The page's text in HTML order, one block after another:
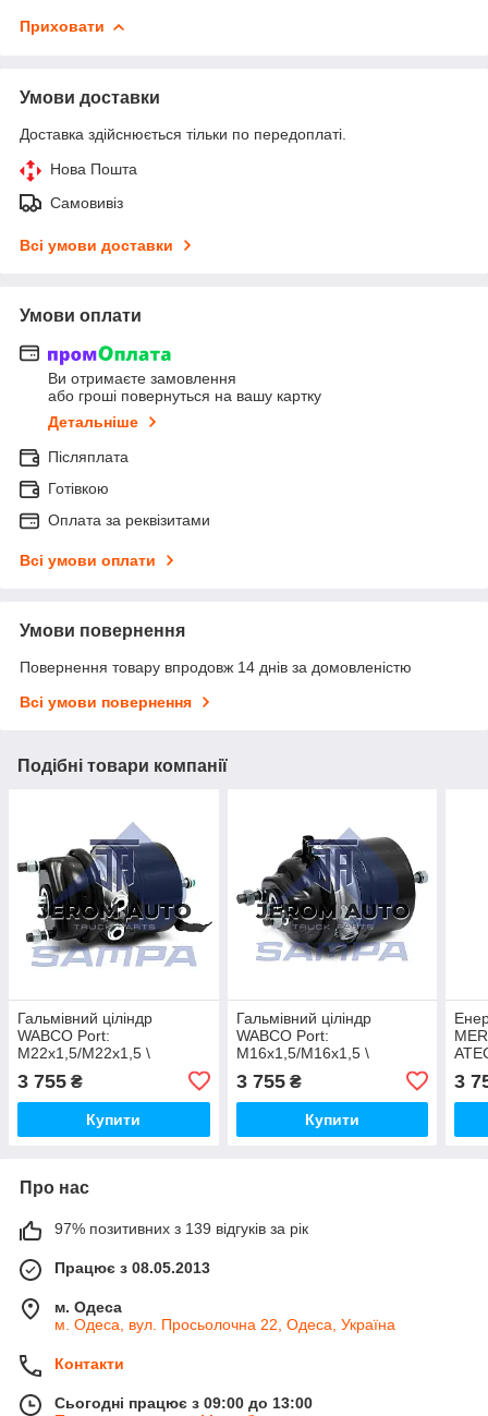
Приховати
Умови доставки
Доставка здійснюється тільки по передоплаті.
Нова Пошта
Самовивіз
Всі умови доставки
Умови оплати
Ви отримаєте замовлення
або гроші повернуться на вашу картку
Детальніше
Післяплата
Готівкою
Оплата за реквізитами
Всі умови оплати
Умови повернення
Повернення товару впродовж 14 днів за домовленістю
Всі умови повернення
Подібні товари компанії
Гальмiвний цiлiндр
WABCO Port:
M22x1,5/M22x1,5 \
9254880140 \ 094.053-01
3 755 ₴
Купити
Гальмiвний цiлiндр
WABCO Port:
M16x1,5/M16x1,5 \
9254645010 \ 094.039-01
3 755₴
Купити
3
Про нас
97% позитивних з 139 відгуків за рік
Працює з 08.05.2013
м. Одеса
м. Одеса, вул. Просьолочна 22, Одеса, Україна
Контакти
Сьогодні працює з 09:00 до 13:00